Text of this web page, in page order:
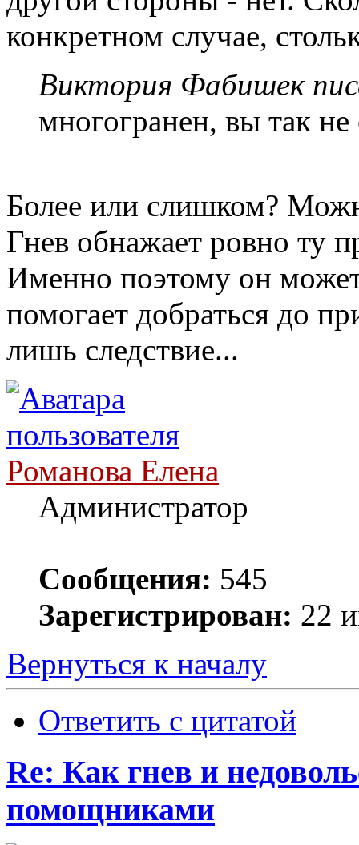
конкретном случае,
Виктория Фабишек
многогранен, вы так не
Более или слишком?
Гнев обнажает ровно ту
Именно поэтому он
помогает добраться до
лишь следствие...
Романова Елена
Администратор
Сообщения: 545
Зарегистрирован: 22
Вернуться к началу
Ответить с цитатой
Re: Как гнев и
помощниками